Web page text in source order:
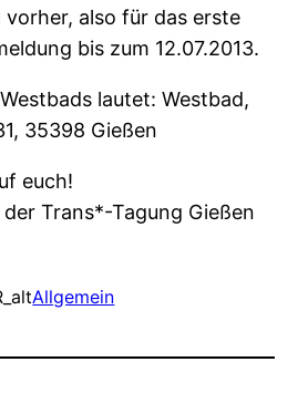
vorher, also für das erste
bis zum 12.07.2013.
lautet: Westbad,
35398 Gießen
euch!
Trans*-Tagung Gießen
Allgemein